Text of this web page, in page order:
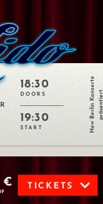
18:30
DOORS
19:30
START New Berlin Konzertepräsentiert
€ TICKETS